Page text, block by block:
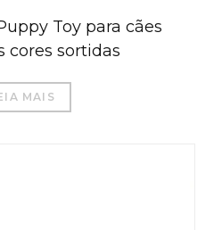
Toy para cães
cores sortidas
MAIS